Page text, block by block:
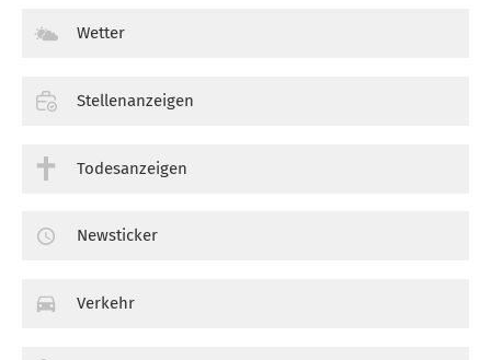
Wetter
Stellenanzeigen
Todesanzeigen
Newsticker
Verkehr